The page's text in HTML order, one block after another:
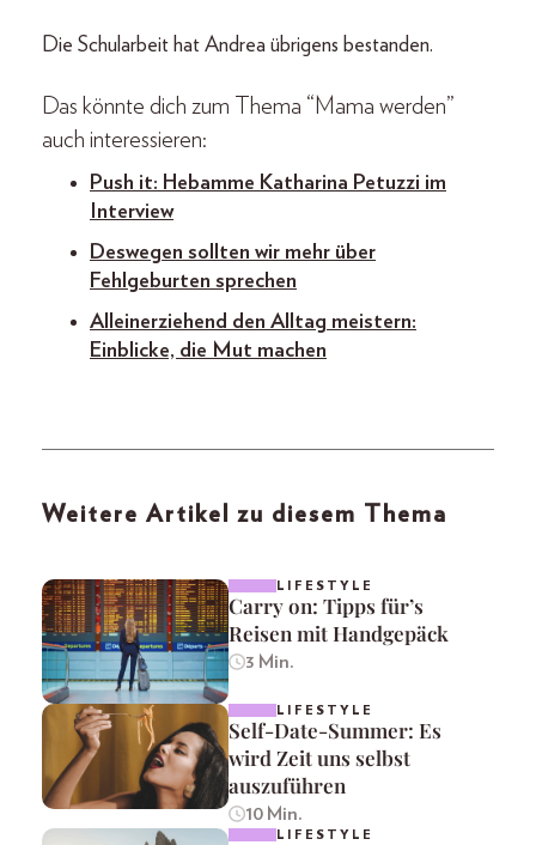
Die Schularbeit hat Andrea übrigens bestanden.
Das könnte dich zum Thema “Mama werden”
auch interessieren:
Push it: Hebamme Katharina Petuzzi im
Interview
Deswegen sollten wir mehr über
Fehlgeburten sprechen
Alleinerziehend den Alltag meistern:
Einblicke, die Mut machen
Weitere Artikel zu diesem Thema
LIFESTYLE
Carry on: Tipps für’s
Reisen mit Handgepäck
3 Min.
LIFESTYLE
Self-Date-Summer: Es
wird Zeit uns selbst
auszuführen
10 Min.
LIFESTYLE